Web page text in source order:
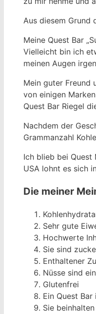
Aus diesem Grund
Meine Quest Bar
Vielleicht bin ich
meinen Augen
Mein guter Freund
von einigen
Quest Bar Riegel
Nachdem der
Grammanzahl
Ich blieb bei Quest
USA lohnt es sich
Die meiner
Sehr gute
Hochwerte
Sie sind
Enthaltener
Nüsse sind
Glutenfrei
Ein Quest
Sie